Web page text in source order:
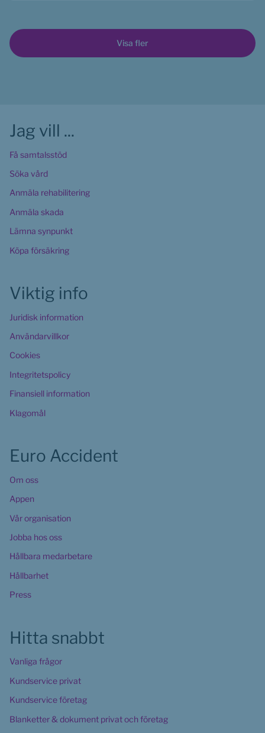
Visa fler
Jag vill ...
Få samtalsstöd
Söka vård
Anmäla rehabilitering
Anmäla skada
Lämna synpunkt
Köpa försäkring
Viktig info
Juridisk information
Användarvillkor
Cookies
Integritetspolicy
Finansiell information
Klagomål
Euro Accident
Om oss
Appen
Vår organisation
Jobba hos oss
Hållbara medarbetare
Hållbarhet
Press
Hitta snabbt
Vanliga frågor
Kundservice privat
Kundservice företag
Blanketter & dokument privat och företag